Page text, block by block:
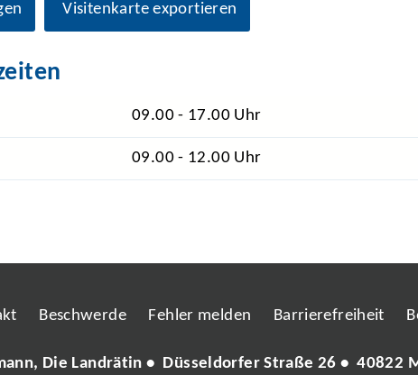
Visitenkarte exportieren
09.00 - 17.00 Uhr
09.00 - 12.00 Uhr
Beschwerde Fehler melden Barrierefreiheit
Die Landrätin • Düsseldorfer Straße 26 • 40822